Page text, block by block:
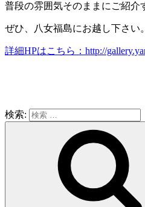
普段の雰囲気そのままにご紹介
ぜひ、八女福島にお越し下さい。
詳細HPはこちら：http://
検索: